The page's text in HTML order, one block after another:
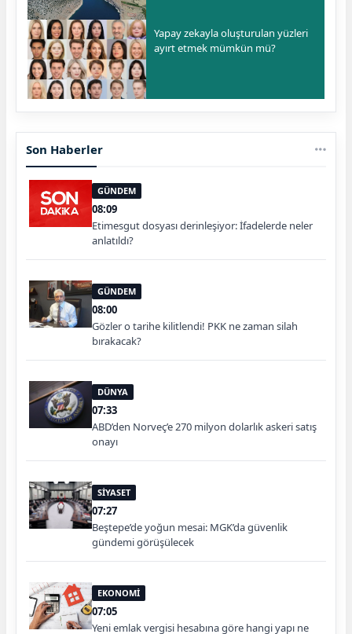
Yapay zekayla oluşturulan yüzleri
ayırt etmek mümkün mü?
Son Haberler
GÜNDEM
08:09
Etimesgut dosyası derinleşiyor: İfadelerde neler
anlatıldı?
GÜNDEM
08:00
Gözler o tarihe kilitlendi! PKK ne zaman silah
bırakacak?
DÜNYA
07:33
ABD’den Norveç’e 270 milyon dolarlık askeri satış
onayı
SİYASET
07:27
Beştepe’de yoğun mesai: MGK’da güvenlik
gündemi görüşülecek
EKONOMİ
07:05
Yeni emlak vergisi hesabına göre hangi yapı ne